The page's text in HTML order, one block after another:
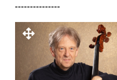
---------------